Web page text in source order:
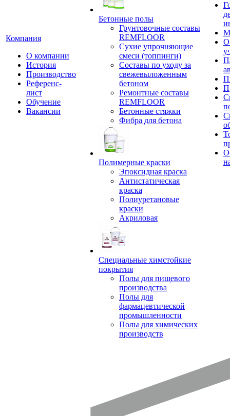
Компания
О компании
История
Производство
Референс-
лист
Обучение
Вакансии
Бетонные полы
Грунтовочные составы
REMFLOOR
Сухие упрочняющие
смеси (топпинги)
Составы по уходу за
свежевыложенным
бетоном
Ремонтные составы
REMFLOOR
Бетонные стяжки
Фибра для бетона
Полимерные краски
Эпоксидная краска
Антистатическая
краска
Полиуретановые
краски
Акриловая
Специальные химстойкие
покрытия
Полы для пищевого
производства
Полы для
фармацевтической
промышленности
Полы для химических
производств